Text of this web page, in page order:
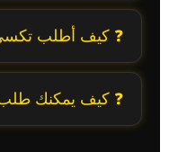
داخل الكويت
يمكنك طلب تكسي
أو من خلال
في طريقه خلال
❓ كيف أطلب
الأمر بسيط: اتصل
وسيارة تاكسي
❓ كيف يمكنك